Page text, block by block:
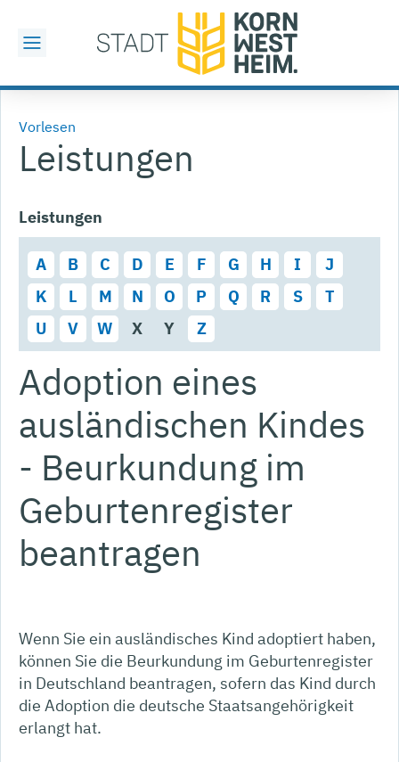
Vorlesen
Leistungen
Leistungen
A B C D E F G H I
J
K
L M N O P Q R S
T
U
V W X Y Z
Adoption eines
ausländischen Kindes
- Beurkundung im
Geburtenregister
beantragen
Wenn Sie ein ausländisches Kind adoptiert haben,
können Sie die Beurkundung im Geburtenregister
in Deutschland beantragen, sofern das Kind durch
die Adoption die deutsche Staatsangehörigkeit
erlangt hat.